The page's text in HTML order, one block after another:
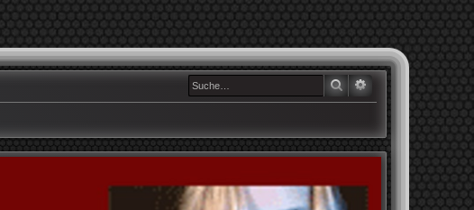
SUCHE